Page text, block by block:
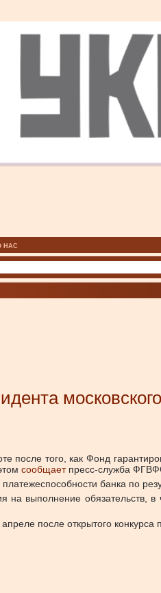
НАС
после того, как Фонд
сообщаетпресс-служба
банка по
на выполнение обязательств,
после открытого